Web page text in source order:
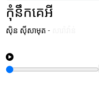
កុំនឹកគេអី
ស៊ិន ស៊ីសាមុត -
Example range